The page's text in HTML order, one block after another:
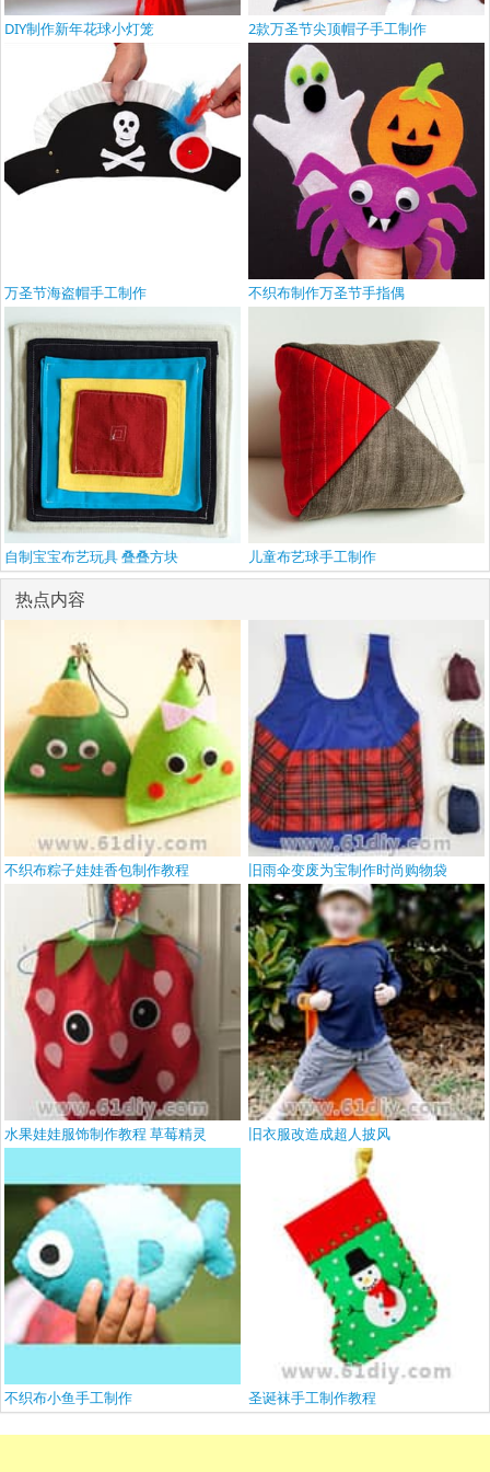
DIY制作新年花球小灯笼 2款万圣节尖顶帽子手工制作
万圣节海盗帽手工制作 不织布制作万圣节手指偶
自制宝宝布艺玩具 叠叠方块 儿童布艺球手工制作
热点内容
不织布粽子娃娃香包制作教程 旧雨伞变废为宝制作时尚购物袋
水果娃娃服饰制作教程 草莓精灵 旧衣服改造成超人披风
不织布小鱼手工制作 圣诞袜手工制作教程